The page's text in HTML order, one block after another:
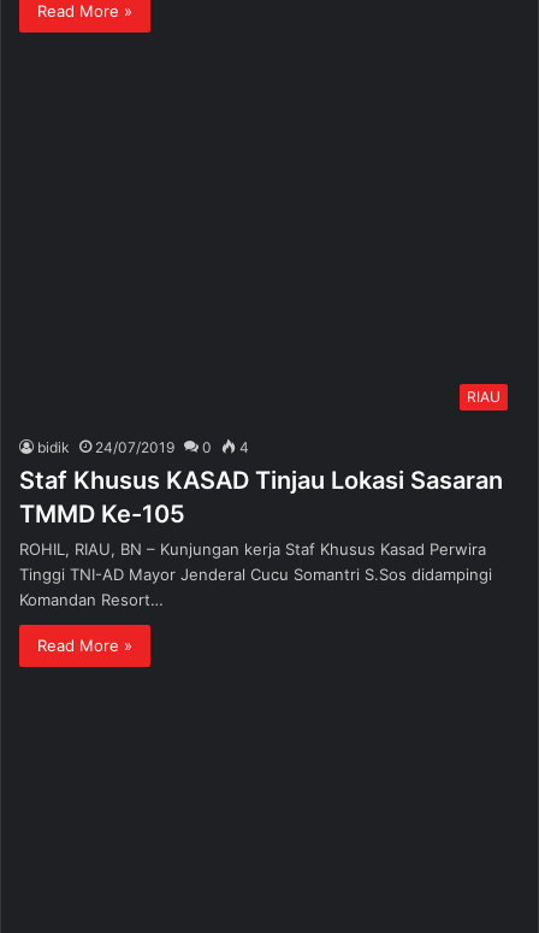
Read More »
RIAU
bidik 24/07/2019 0 4
Staf Khusus KASAD Tinjau Lokasi Sasaran
TMMD Ke-105
ROHIL, RIAU, BN – Kunjungan kerja Staf Khusus Kasad Perwira
Tinggi TNI-AD Mayor Jenderal Cucu Somantri S.Sos didampingi
Komandan Resort…
Read More »